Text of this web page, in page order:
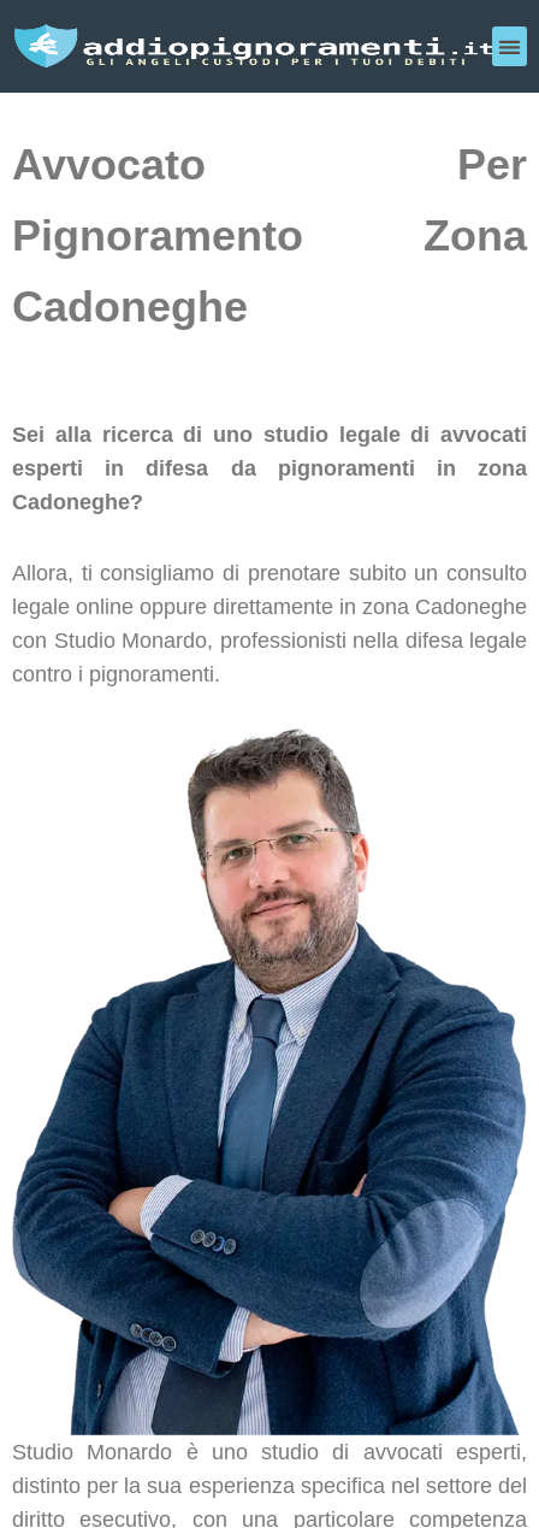
Avvocato Per
Pignoramento Zona
Cadoneghe
Sei alla ricerca di uno studio legale di avvocati
esperti in difesa da pignoramenti in zona
Cadoneghe?
Allora, ti consigliamo di prenotare subito un consulto
legale online oppure direttamente in zona Cadoneghe
con Studio Monardo, professionisti nella difesa legale
contro i pignoramenti.
Studio Monardo è uno studio di avvocati esperti,
distinto per la sua esperienza specifica nel settore del
diritto esecutivo, con una particolare competenza